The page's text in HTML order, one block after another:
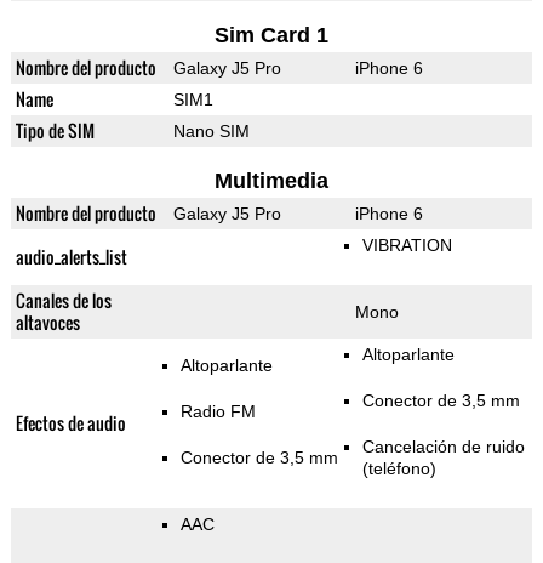
Sim Card 1
Nombre del producto Galaxy J5 Pro iPhone 6
Name SIM1
Tipo de SIM Nano SIM
Multimedia
Nombre del producto Galaxy J5 Pro iPhone 6
audio_alerts_list VIBRATION
Canales de los
altavoces
Mono
Efectos de audio
Altoparlante
Radio FM
Conector de 3,5 mm
Altoparlante
Conector de 3,5 mm
Cancelación de ruido
(teléfono)
AAC